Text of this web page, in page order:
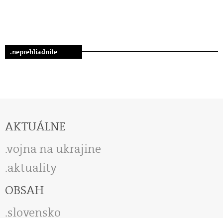
.neprehliadnite
AKTUÁLNE
vojna na ukrajine
aktuality
OBSAH
slovensko